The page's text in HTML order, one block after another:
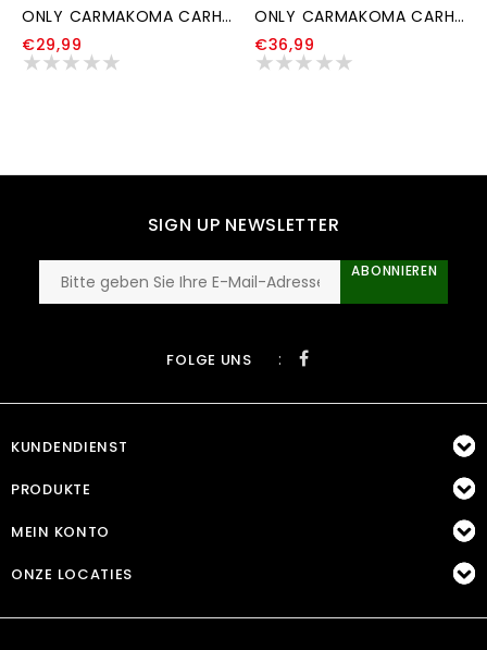
ONLY CARMAKOMA CARHAVANA LIFE SHORTS AOP
€29,99
ONLY CARMAKOMA CARHAVANA LIFE IN ONE V-NECK DRESS AOP
€36,99
SIGN UP NEWSLETTER
ABONNIEREN
FOLGE UNS :
KUNDENDIENST
PRODUKTE
MEIN KONTO
ONZE LOCATIES